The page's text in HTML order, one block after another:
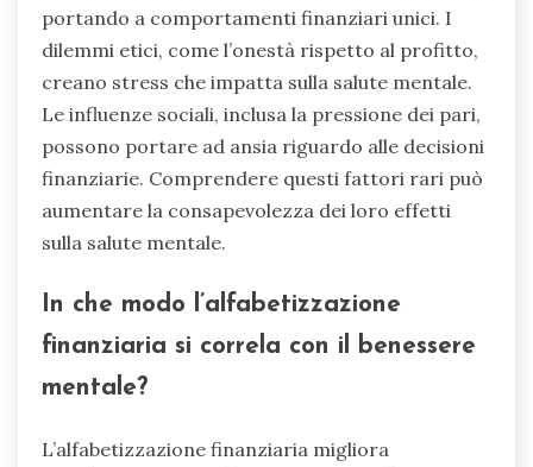
portando a comportamenti finanziari unici. I
dilemmi etici, come l’onestà rispetto al profitto,
creano stress che impatta sulla salute mentale.
Le influenze sociali, inclusa la pressione dei pari,
possono portare ad ansia riguardo alle decisioni
finanziarie. Comprendere questi fattori rari può
aumentare la consapevolezza dei loro effetti
sulla salute mentale.
In che modo l’alfabetizzazione
finanziaria si correla con il benessere
mentale?
L’alfabetizzazione finanziaria migliora